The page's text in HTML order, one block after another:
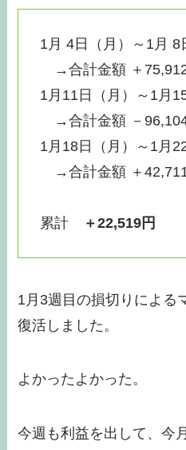
1月 4日（月）～1月 8
→合計金額 ＋
1月11日（月）～1月
→合計金額 －
1月18日（月）～1月
→合計金額 ＋
累計 ＋22,519円
1月3週目の損切りによる
復活しました。
よかったよかった。
今週も利益を出して、今